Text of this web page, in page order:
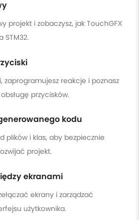
projekt i zobaczysz, jak TouchGFX
STM32.
zaprogramujesz reakcje i poznasz
przycisków.
kodu
plików i klas, aby bezpiecznie
projekt.
ekranami
ekrany i zarządzać
użytkownika.